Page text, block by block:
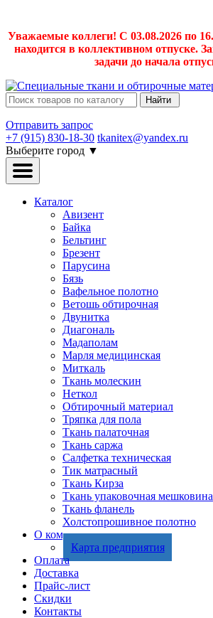
Уважаемые коллеги! С 03.08.2026 по
находится в коллективном отпуске.
задачи до начала
Найти
Отправить запрос
+7 (915) 830-18-30 tkanitex@yandex.ru
Выберите город ▼
Каталог
Авизент
Байка
Бельтинг
Брезент
Парусина
Бязь
Вафельное полотно
Ветошь обтирочная
Двунитка
Диагональ
Мадаполам
Марля медицинская
Миткаль
Ткань молескин
Неткол
Обтирочный материал
Тряпка для пола
Ткань палаточная
Ткань саржа
Салфетка техническая
Тик матрасный
Ткань Кирза
Ткань упаковочная мешковина
Ткань фланель
Холстопрошивное полотно
О компании
Карта предприятия
Оплата
Доставка
Прайс-лист
Скидки
Контакты